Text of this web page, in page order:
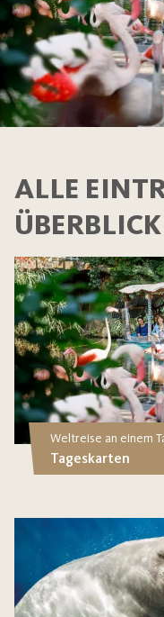
ALLE
ÜBERBLICK
Weltreise an einem
Tageskarten